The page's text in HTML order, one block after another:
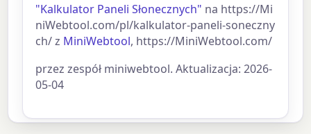
"Kalkulator Paneli Słonecznych" na https://Mi
niWebtool.com/pl/kalkulator-paneli-soneczny
ch/ z MiniWebtool, https://MiniWebtool.com/
przez zespół miniwebtool. Aktualizacja: 2026-
05-04